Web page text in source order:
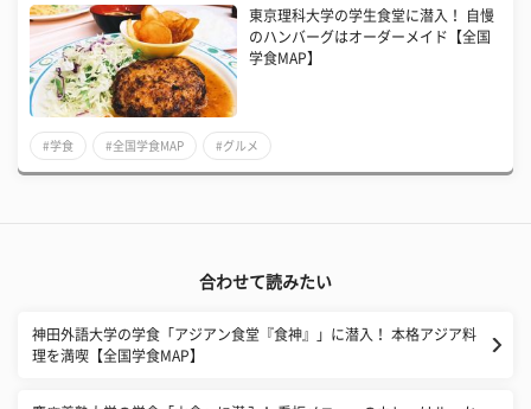
東京理科大学の学生食堂に潜入！ 自慢
のハンバーグはオーダーメイド【全国
学食MAP】
#学食 #全国学食MAP #グルメ
合わせて読みたい
神田外語大学の学食「アジアン食堂『食神』」に潜入！ 本格アジア料
理を満喫【全国学食MAP】